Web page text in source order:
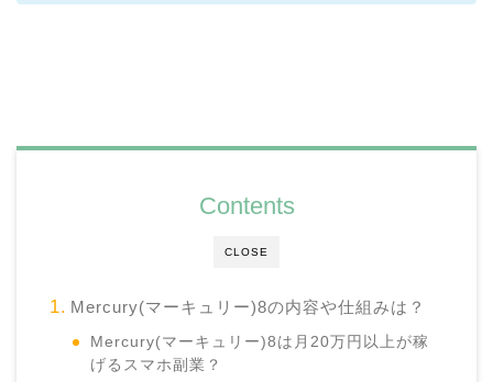
CLOSE
Contents
Mercury(マーキュリー)8の内容や仕組みは？
Mercury(マーキュリー)8は月20万円以上が稼
げるスマホ副業？